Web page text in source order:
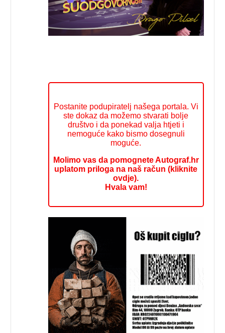
Postanite podupiratelj našega portala. Vi
ste dokaz da možemo stvarati bolje
društvo i da ponekad valja htjeti i
nemoguće kako bismo dosegnuli
moguće.
Molimo vas da pomognete Autograf.hr
uplatom priloga na naš račun (kliknite
ovdje).
Hvala vam!